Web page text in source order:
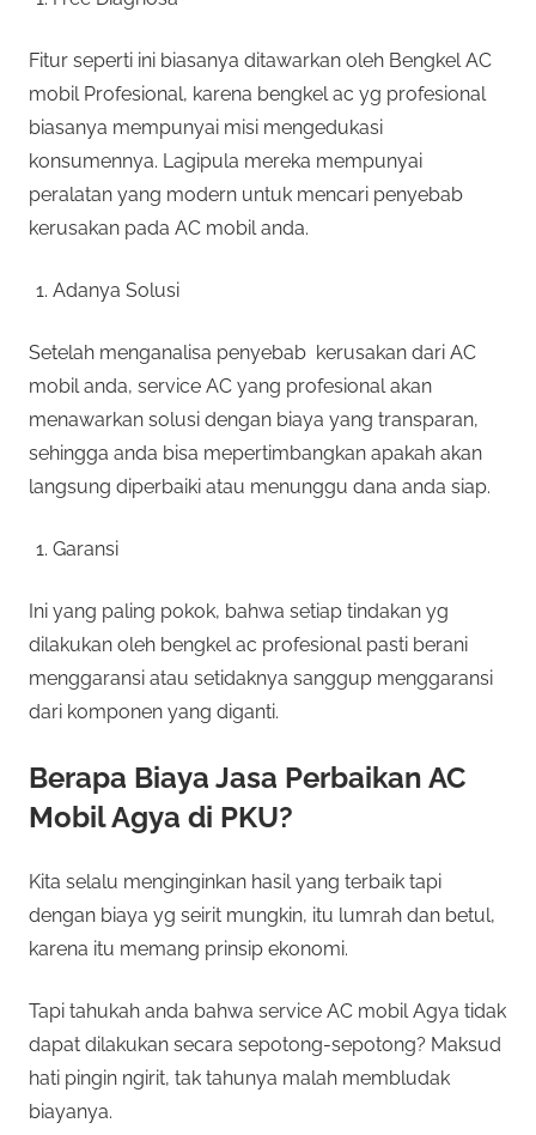
Fitur seperti ini biasanya ditawarkan oleh Bengkel AC
mobil Profesional, karena bengkel ac yg profesional
biasanya mempunyai misi mengedukasi
konsumennya. Lagipula mereka mempunyai
peralatan yang modern untuk mencari penyebab
kerusakan pada AC mobil anda.
Adanya Solusi
Setelah menganalisa penyebab kerusakan dari AC
mobil anda, service AC yang profesional akan
menawarkan solusi dengan biaya yang transparan,
sehingga anda bisa mepertimbangkan apakah akan
langsung diperbaiki atau menunggu dana anda siap.
Garansi
Ini yang paling pokok, bahwa setiap tindakan yg
dilakukan oleh bengkel ac profesional pasti berani
menggaransi atau setidaknya sanggup menggaransi
dari komponen yang diganti.
Berapa Biaya Jasa Perbaikan AC
Mobil Agya di PKU?
Kita selalu menginginkan hasil yang terbaik tapi
dengan biaya yg seirit mungkin, itu lumrah dan betul,
karena itu memang prinsip ekonomi.
Tapi tahukah anda bahwa service AC mobil Agya tidak
dapat dilakukan secara sepotong-sepotong? Maksud
hati pingin ngirit, tak tahunya malah membludak
biayanya.